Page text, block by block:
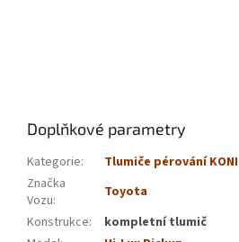
Doplňkové parametry
Kategorie:
Tlumiče pérování KONI
Značka
Vozu:
Toyota
Konstrukce:
kompletní tlumič